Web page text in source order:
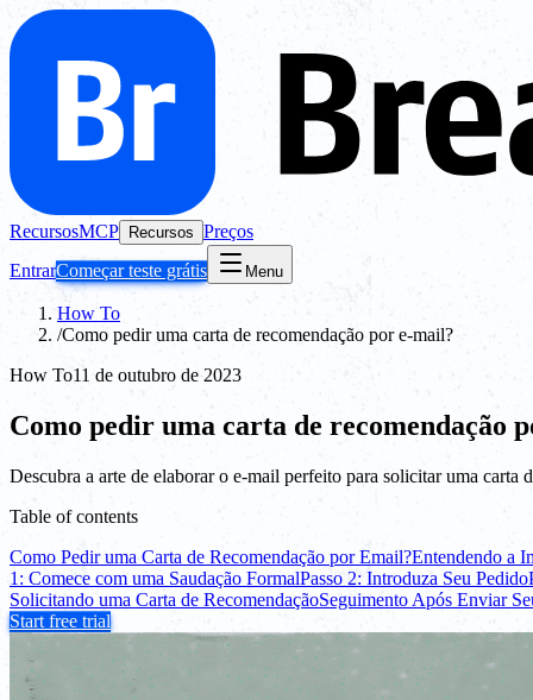
RecursosMCP Recursos Preços
EntrarComeçar teste grátis Menu
How To
/Como pedir uma carta de recomendação por e-mail?
How To11 de outubro de 2023
Como pedir uma carta de recomendação
Descubra a arte de elaborar o e-mail perfeito para solicitar uma carta
Table of contents
Como Pedir uma Carta de Recomendação por Email?Entendendo a
1: Comece com uma Saudação FormalPasso 2: Introduza Seu Pedido
Solicitando uma Carta de RecomendaçãoSeguimento Após Enviar
Start free trial